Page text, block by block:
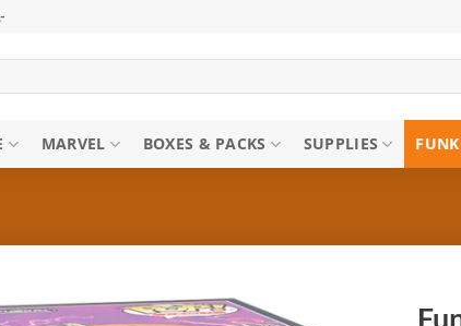
MARVEL BOXES & PACKS SUPPLIES